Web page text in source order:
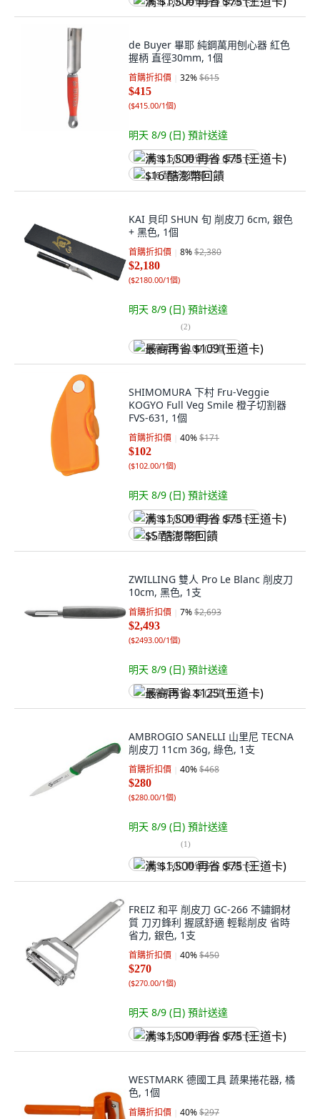
de Buyer 畢耶 純鋼萬用刨心器 紅色
握柄 直徑30mm, 1個
首購折扣價 32%$615
$415
($415.00/1個)
明天 8/9 (日) 預計送達
满 $1,500 再省 $75 (王道卡)
$16 酷澎幣回饋
KAI 貝印 SHUN 旬 削皮刀 6cm, 銀色
+ 黑色, 1個
首購折扣價 8%$2,380
$2,180
($2180.00/1個)
明天 8/9 (日) 預計送達
(2)
最高再省 $109 (王道卡)
SHIMOMURA 下村 Fru-Veggie
KOGYO Full Veg Smile 橙子切割器
FVS-631, 1個
首購折扣價 40%$171
$102
($102.00/1個)
明天 8/9 (日) 預計送達
满 $1,500 再省 $75 (王道卡)
$5 酷澎幣回饋
ZWILLING 雙人 Pro Le Blanc 削皮刀
10cm, 黑色, 1支
首購折扣價 7%$2,693
$2,493
($2493.00/1個)
明天 8/9 (日) 預計送達
最高再省 $125 (王道卡)
AMBROGIO SANELLI 山里尼 TECNA
削皮刀 11cm 36g, 綠色, 1支
首購折扣價 40%$468
$280
($280.00/1個)
明天 8/9 (日) 預計送達
(1)
满 $1,500 再省 $75 (王道卡)
FREIZ 和平 削皮刀 GC-266 不鏽鋼材
質 刀刃鋒利 握感舒適 輕鬆削皮 省時
省力, 銀色, 1支
首購折扣價 40%$450
$270
($270.00/1個)
明天 8/9 (日) 預計送達
满 $1,500 再省 $75 (王道卡)
WESTMARK 德國工具 蔬果捲花器, 橘
色, 1個
首購折扣價 40%$297